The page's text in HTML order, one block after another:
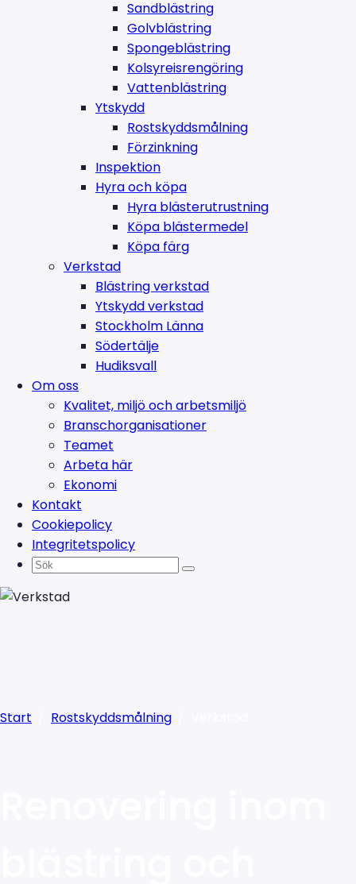
Sandblästring
Golvblästring
Spongeblästring
Kolsyreisrengöring
Vattenblästring
Ytskydd
Rostskyddsmålning
Förzinkning
Inspektion
Hyra och köpa
Hyra blästerutrustning
Köpa blästermedel
Köpa färg
Verkstad
Blästring verkstad
Ytskydd verkstad
Stockholm Länna
Södertälje
Hudiksvall
Om oss
Kvalitet, miljö och arbetsmiljö
Branschorganisationer
Teamet
Arbeta här
Ekonomi
Kontakt
Cookiepolicy
Integritetspolicy
Start Rostskyddsmålning